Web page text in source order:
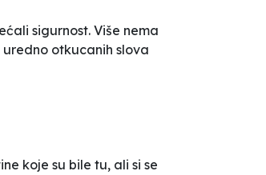
sigurnost. Više nema
otkucanih slova
koje su bile tu, ali si se